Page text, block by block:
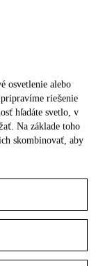
osvetlenie alebo
riešenie
hľadáte svetlo, v
Na základe toho
skombinovať, aby